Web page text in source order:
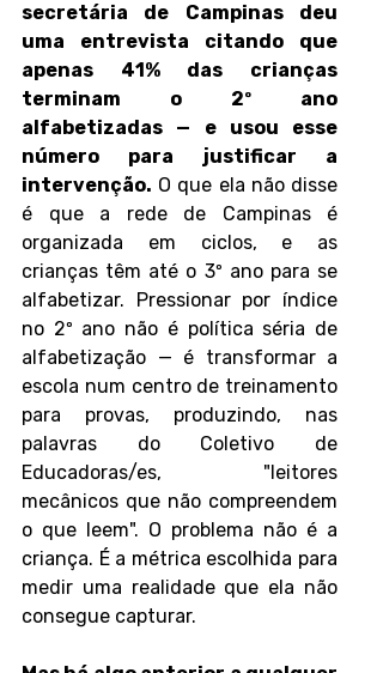
secretária de Campinas deu
uma entrevista citando que
apenas 41% das crianças
terminam o 2º ano
alfabetizadas — e usou esse
número para justificar a
intervenção. O que ela não disse
é que a rede de Campinas é
organizada em ciclos, e as
crianças têm até o 3º ano para se
alfabetizar. Pressionar por índice
no 2º ano não é política séria de
alfabetização — é transformar a
escola num centro de treinamento
para provas, produzindo, nas
palavras do Coletivo de
Educadoras/es, "leitores
mecânicos que não compreendem
o que leem". O problema não é a
criança. É a métrica escolhida para
medir uma realidade que ela não
consegue capturar.